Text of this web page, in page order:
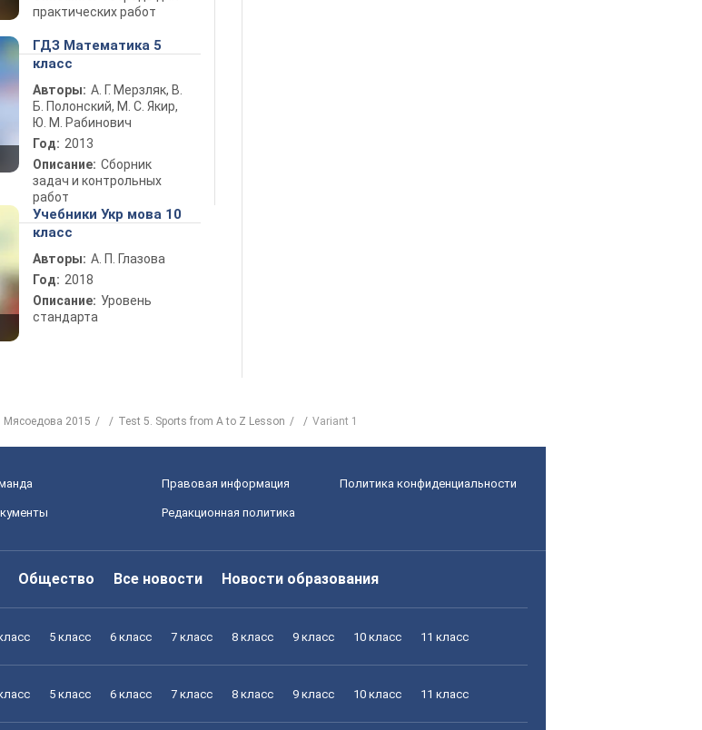
практических работ
ГДЗ Математика 5
класс
Авторы: А. Г. Мерзляк, В.
Б. Полонский, М. С. Якир,
Ю. М. Рабинович
Год: 2013
Описание: Сборник
задач и контрольных
работ
Учебники Укр мова 10
класс
Авторы: А. П. Глазова
Год: 2018
Описание: Уровень
стандарта
Мясоедова 2015 Test 5. Sports from A to Z Lesson Variant 1
Правовая информация Политика конфиденциальности
Редакционная политика
Общество Все новости Новости образования
5 класс 6 класс 7 класс 8 класс 9 класс 10 класс 11 класс
5 класс 6 класс 7 класс 8 класс 9 класс 10 класс 11 класс